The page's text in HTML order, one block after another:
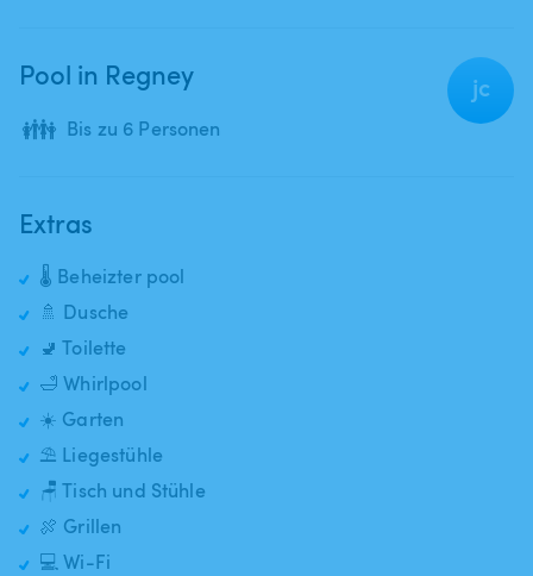
Pool in Regney
👪 Bis zu 6 Personen
jc
Extras
🌡️ Beheizter pool
🚿 Dusche
🚽 Toilette
🛁 Whirlpool
☀️ Garten
⛱️ Liegestühle
🪑 Tisch und Stühle
🍖 Grillen
💻 Wi-Fi